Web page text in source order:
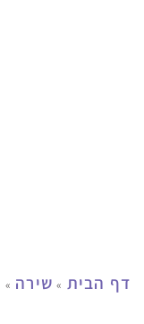
דף הבית » שירה »